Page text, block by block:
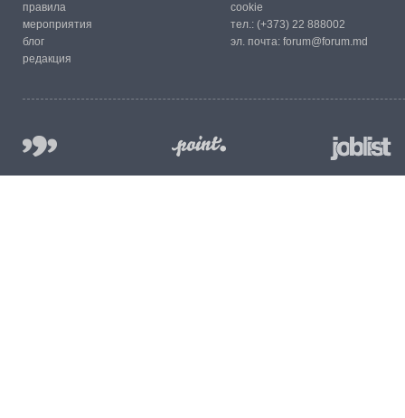
правила
мероприятия
блог
редакция
cookie
тел.: (+373) 22 888002
эл. почта: forum@forum.md